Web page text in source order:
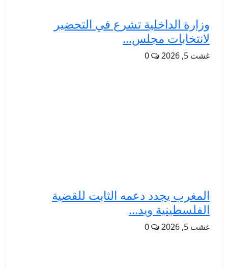
وزارة الداخلية تشرع في التحضير
لانتخابات مجلس...
غشت 5, 2026 0
المغرب يجدد دعمه الثابت للقضية
الفلسطينية ويد...
غشت 5, 2026 0